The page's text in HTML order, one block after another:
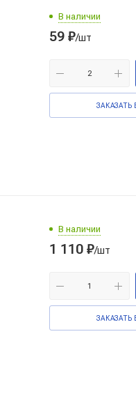
В наличии
59 ₽/шт
ЗАКАЗАТЬ
В наличии
1 110 ₽/шт
ЗАКАЗАТЬ